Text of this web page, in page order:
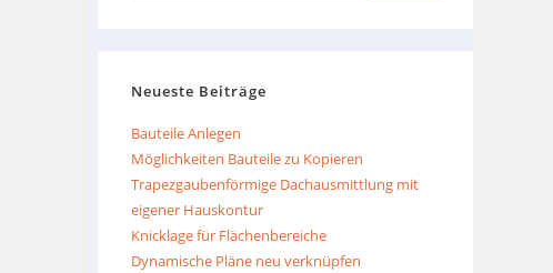
Neueste Beiträge
Bauteile Anlegen
Möglichkeiten Bauteile zu Kopieren
Trapezgaubenförmige Dachausmittlung mit
eigener Hauskontur
Knicklage für Flächenbereiche
Dynamische Pläne neu verknüpfen